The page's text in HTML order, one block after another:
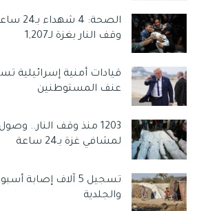
غزة
حرب غزة شهداء غزة
الصحة:
وقف النار بغزة لـ1,207
قيادات أمنية إسرائيلية
عنف المستوطنين
لمشافي غزة بـ24 ساعة
تسجيل 5 آلاف إصابة
والجلدية